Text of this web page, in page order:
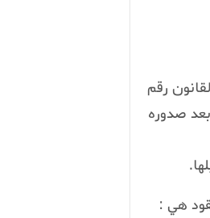
رقم
بعد صدوره
هي :